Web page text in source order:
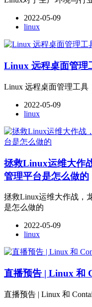
2022-05-09
linux
Linux 远程桌面管理
Linux 远程桌面管理工具
2022-05-09
linux
拯救Linux运维大作
管理平台是怎么做的
拯救Linux运维大作战，
是怎么做的
2022-05-09
linux
直播预告 | Linux 和
直播预告 | Linux 和